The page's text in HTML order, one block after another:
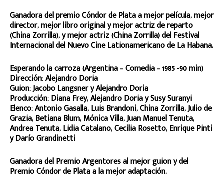
Ganadora del premio Cóndor de Plata a mejor película, mejor
director, mejor libro original y mejor actriz de reparto
(China Zorrilla), y mejor actriz (China Zorrilla) del Festival
Internacional del Nuevo Cine Lationamericano de La Habana.
Esperando la carroza (Argentina – Comedia – 1985 -90 min)
Dirección: Alejandro Doria
Guion: Jacobo Langsner y Alejandro Doria
Producción: Diana Frey, Alejandro Doria y Susy Suranyi
Elenco: Antonio Gasalla, Luis Brandoni, China Zorrilla, Julio de
Grazia, Betiana Blum, Mónica Villa, Juan Manuel Tenuta,
Andrea Tenuta, Lidia Catalano, Cecilia Rosetto, Enrique Pinti
y Darío Grandinetti
Ganadora del Premio Argentores al mejor guion y del
Premio Cóndor de Plata a la mejor adaptación.